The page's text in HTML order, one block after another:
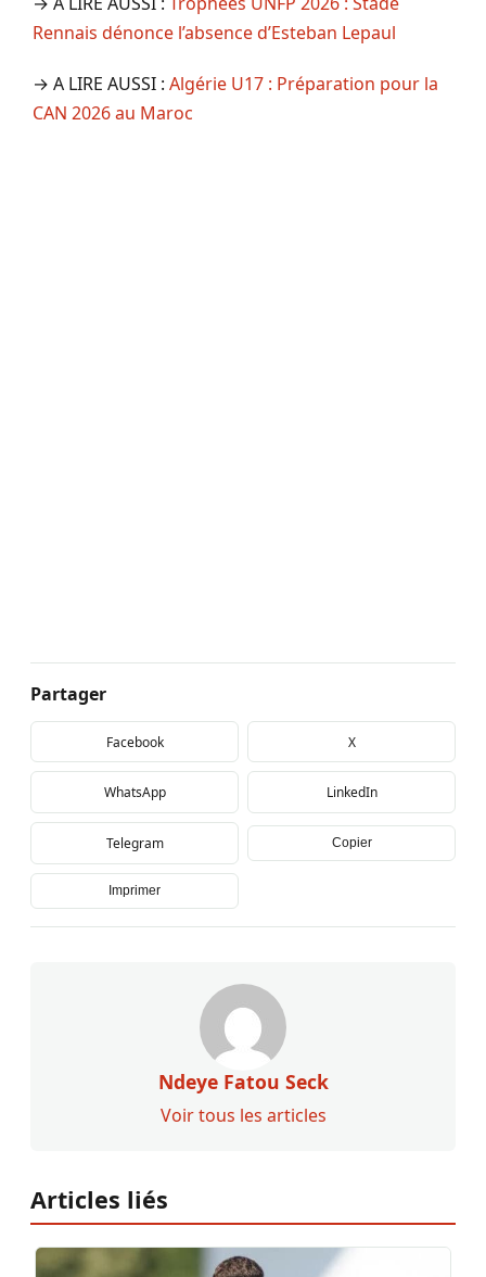
Rennais dénonce l’absence d’Esteban Lepaul
→ A LIRE AUSSI : Algérie U17 : Préparation pour la
CAN 2026 au Maroc
Partager
Facebook X
WhatsApp LinkedIn
Telegram Copier
Imprimer
Ndeye Fatou Seck
Voir tous les articles
Articles liés